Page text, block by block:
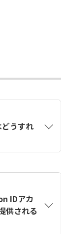
うすれ
IDとは
？をご確認く
IDアカ
供される